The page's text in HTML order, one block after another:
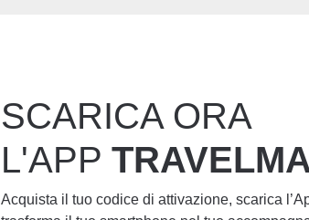
SCARICA ORA
L'APP
Acquista il tuo codice di attivazione, scarica